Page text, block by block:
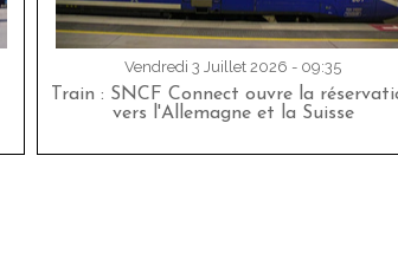
Vendredi 3 Juillet 2026 - 09:35
Train : SNCF Connect ouvre la
vers l'Allemagne et la Suisse